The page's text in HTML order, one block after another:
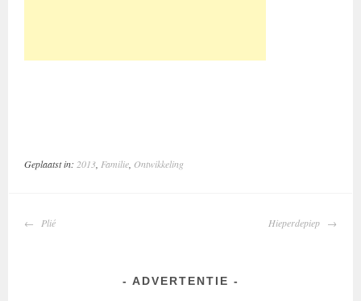
Geplaatst in: 2013 Familie Ontwikkeling
BERICHTNAVIGATIE
Plié Hieperdepiep
ADVERTENTIE